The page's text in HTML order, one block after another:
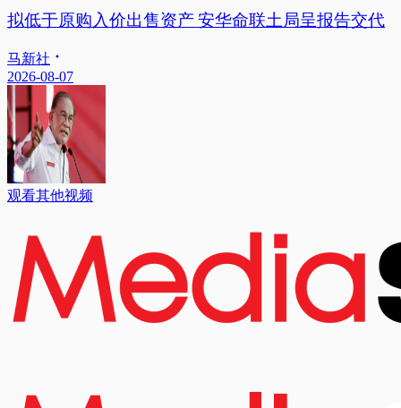
拟低于原购入价出售资产 安华命联土局呈报告交代
马新社
2026-08-07
观看其他视频